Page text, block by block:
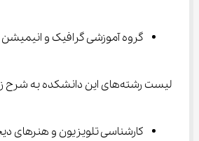
گروه آموزشی گرافیک و انیمیشن
لیست رشته‌های این دانشکده به شرح زیر است:
کارشناسی تلویزیون و هنرهای